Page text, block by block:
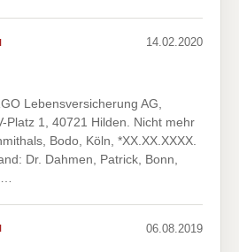
14.02.2020
Lebensversicherung AG,
Platz 1, 40721 Hilden. Nicht mehr
Bodo, Köln, *XX.XX.XXXX.
Dr. Dahmen, Patrick, Bonn,
06.08.2019